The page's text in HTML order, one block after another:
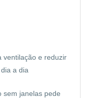
ventilação e reduzir
a dia
sem janelas pede